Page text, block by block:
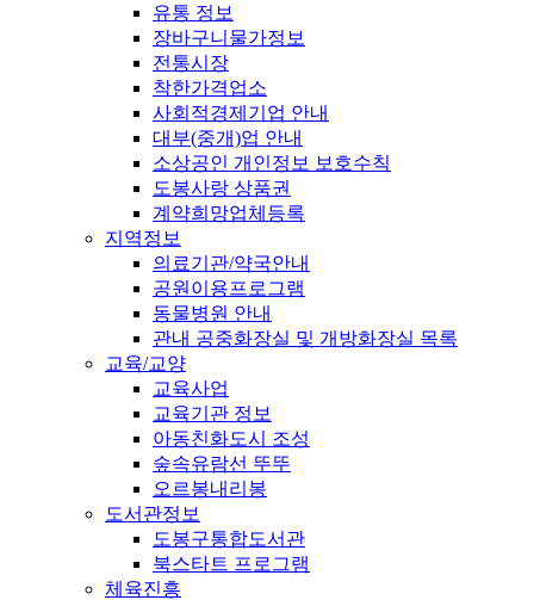
유통 정보
장바구니물가정보
전통시장
착한가격업소
사회적경제기업 안내
대부(중개)업 안내
소상공인 개인정보 보호수칙
도봉사랑 상품권
계약희망업체등록
지역정보
의료기관/약국안내
공원이용프로그램
동물병원 안내
관내 공중화장실 및 개방화장실 목록
교육/교양
교육사업
교육기관 정보
아동친화도시 조성
숲속유람선 뚜뚜
오르봉내리봉
도서관정보
도봉구통합도서관
북스타트 프로그램
체육진흥